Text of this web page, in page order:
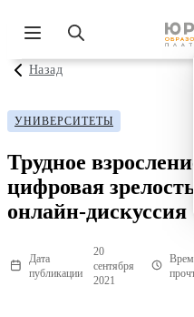
Назад
УНИВЕРСИТЕТЫ
Трудное
цифровая
онлайн-дискуссия
Дата
публикации
20
сентября
2021